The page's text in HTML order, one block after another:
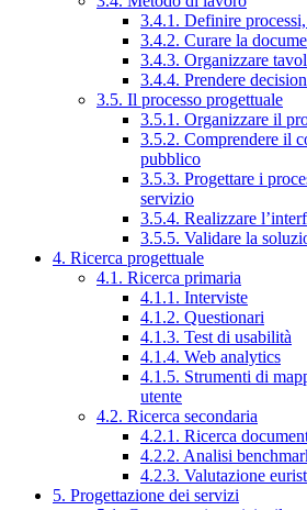
3.4.1. Definire
3.4.2. Curare la
3.4.3. Organizzare
3.4.4. Prendere
3.5. Il processo progettuale
3.5.1. Organizzare il
3.5.2. Comprendere il
pubblico
3.5.3. Progettare i
servizio
3.5.4. Realizzare
3.5.5. Validare la
4. Ricerca progettuale
4.1. Ricerca primaria
4.1.1. Interviste
4.1.2. Questionari
4.1.3. Test di usabilità
4.1.4. Web analytics
4.1.5. Strumenti di
utente
4.2. Ricerca secondaria
4.2.1. Ricerca
4.2.2. Analisi
4.2.3. Valutazione
5. Progettazione dei servizi